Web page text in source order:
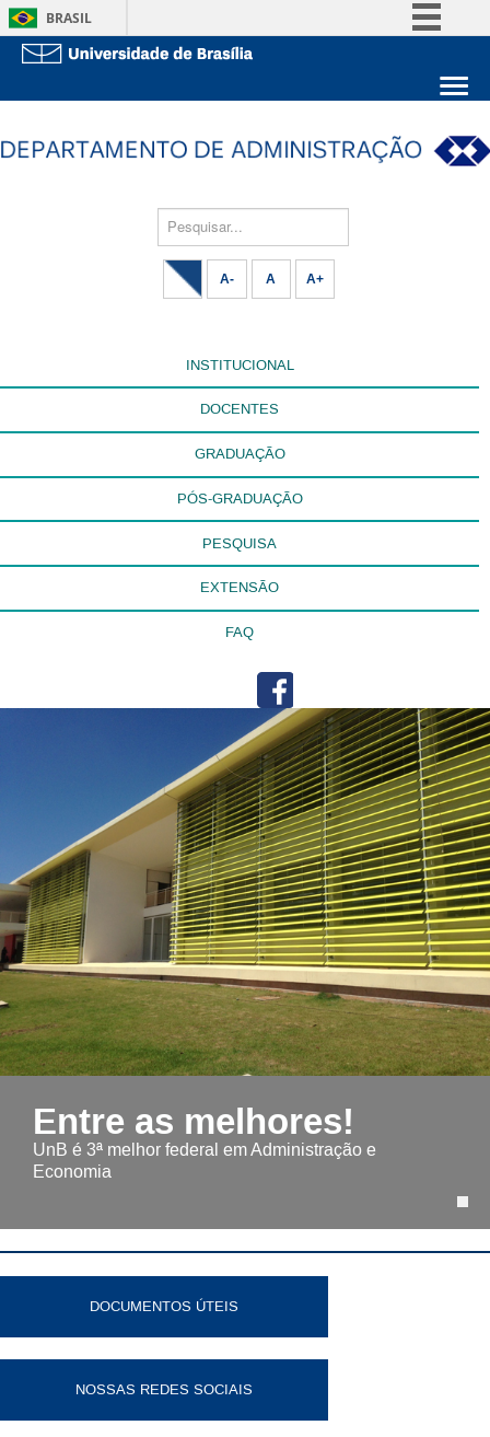
BRASIL
Acesso à informação
Unidades acadêmicas
Estude na UnB
Pesquisar...
A- A A+
INSTITUCIONAL
DOCENTES
GRADUAÇÃO
PÓS-GRADUAÇÃO
PESQUISA
EXTENSÃO
FAQ
Entre as melhores!
UnB é 3ª melhor federal em Administração e
Economia
DOCUMENTOS ÚTEIS
NOSSAS REDES SOCIAIS